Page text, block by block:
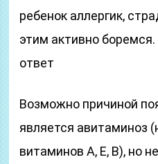
ребенок аллергик,
этим активно
ответ
Возможно причиной
является авитаминоз
витаминов А, Е, В), но